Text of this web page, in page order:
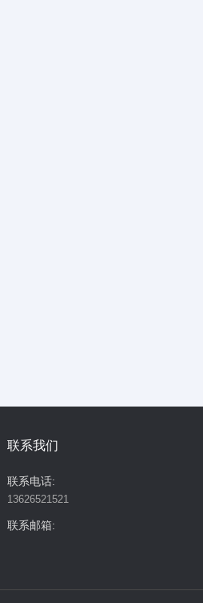
联系我们
联系电话:
13626521521
联系邮箱: